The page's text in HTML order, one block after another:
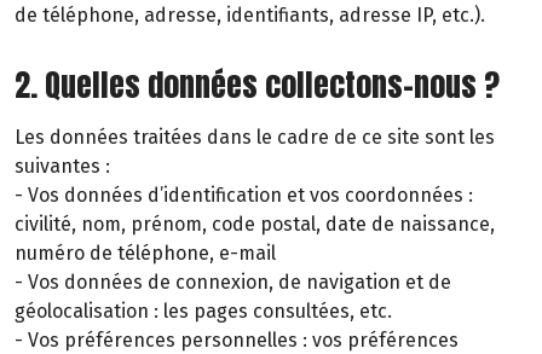
de téléphone, adresse, identifiants, adresse IP, etc.).
2. Quelles données collectons-nous ?
Les données traitées dans le cadre de ce site sont les
suivantes :
- Vos données d’identification et vos coordonnées :
civilité, nom, prénom, code postal, date de naissance,
numéro de téléphone, e-mail
- Vos données de connexion, de navigation et de
géolocalisation : les pages consultées, etc.
- Vos préférences personnelles : vos préférences